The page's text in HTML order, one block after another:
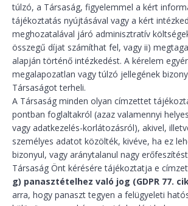
túlzó, a Társaság, figyelemmel a kért
tájékoztatás nyújtásával vagy a kért
meghozatalával járó adminisztratív
összegű díjat számíthat fel, vagy ii)
alapján történő intézkedést. A kérelem
megalapozatlan vagy túlzó jellegének
Társaságot terheli.
A Társaság minden olyan címzettet
pontban foglaltakról (azaz valamennyi
vagy adatkezelés-korlátozásról), akivel,
személyes adatot közölték, kivéve, ha ez
bizonyul, vagy aránytalanul nagy
Társaság Önt kérésére tájékoztatja e
g) panasztételhez való jog (GDPR 77.
arra, hogy panaszt tegyen a felügyeleti